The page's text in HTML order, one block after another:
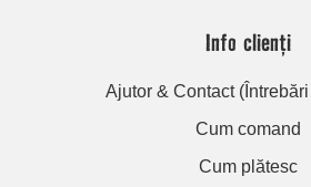
Info clienți
Ajutor & Contact
Cum comand
Cum plătesc